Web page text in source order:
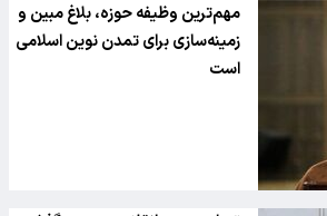
مهم‌ترین وظیفه حوزه، بلاغ مبین و
زمینه‌سازی برای تمدن نوین اسلامی
است